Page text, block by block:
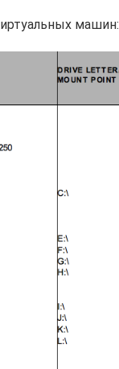
машин: